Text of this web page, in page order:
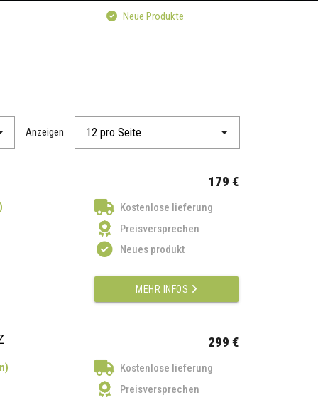
Neue Produkte
Anzeigen
179 €
Kostenlose lieferung
Preisversprechen
Neues produkt
MEHR INFOS
299 €
Kostenlose lieferung
Preisversprechen